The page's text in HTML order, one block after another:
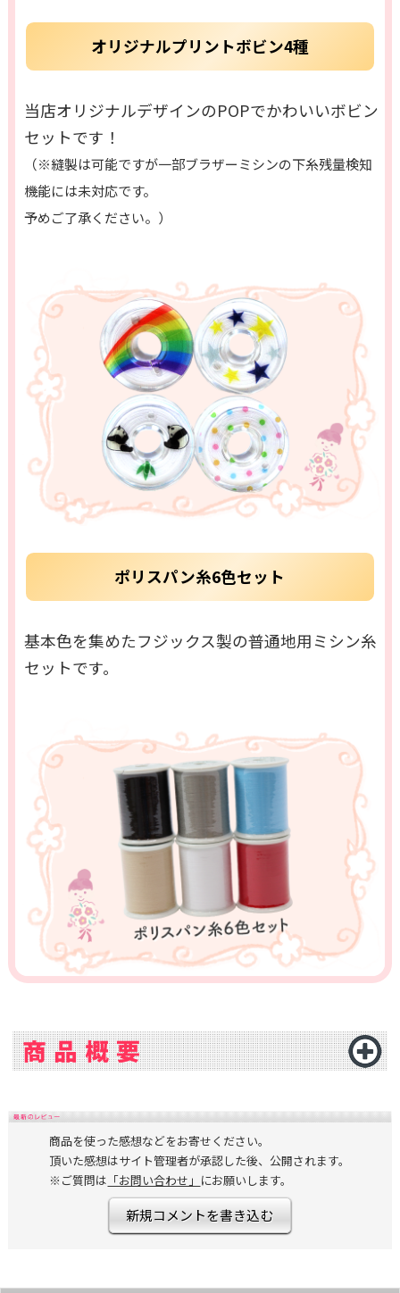
オリジナルプリントボビン4種
当店オリジナルデザインのPOPでかわいいボビン
セットです！
（※縫製は可能ですが一部ブラザーミシンの下糸残量検知
機能には未対応です。
予めご了承ください。）
ポリスパン糸6色セット
基本色を集めたフジックス製の普通地用ミシン糸
セットです。
商品を使った感想などをお寄せください。
頂いた感想はサイト管理者が承認した後、公開されます。
※ご質問は 「お問い合わせ」 にお願いします。
新規コメントを書き込む